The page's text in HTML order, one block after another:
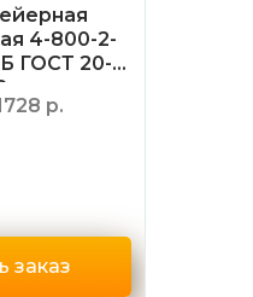
4-800-2-
ГОСТ 20-
р.
заказ